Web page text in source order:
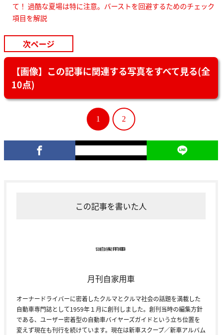
て！ 過酷な夏場は特に注意。バーストを回避するためのチェック
項目を解説
次ページ
【画像】この記事に関連する写真をすべて見る(全
10点)
1 2
この記事を書いた人
月刊自家用車
オーナードライバーに密着したクルマとクルマ社会の話題を満載した
自動車専門誌として1959年１月に創刊しました。創刊当時の編集方針
である、ユーザー密着型の自動車バイヤーズガイドという立ち位置を
変えず現在も刊行を続けています。現在は新車スクープ／新車アルバム